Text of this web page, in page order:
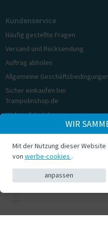
Kundenservice
Häufig gestellte Fragen
Versand und Rücksendung
Auftrag abholen
Allgemeine
Sicher einkaufen bei
Trampolinshop.de
Widerrufsbelehrung
©
WIR
Mit der Nutzung dieser
von werbe-cookies .
anpassen